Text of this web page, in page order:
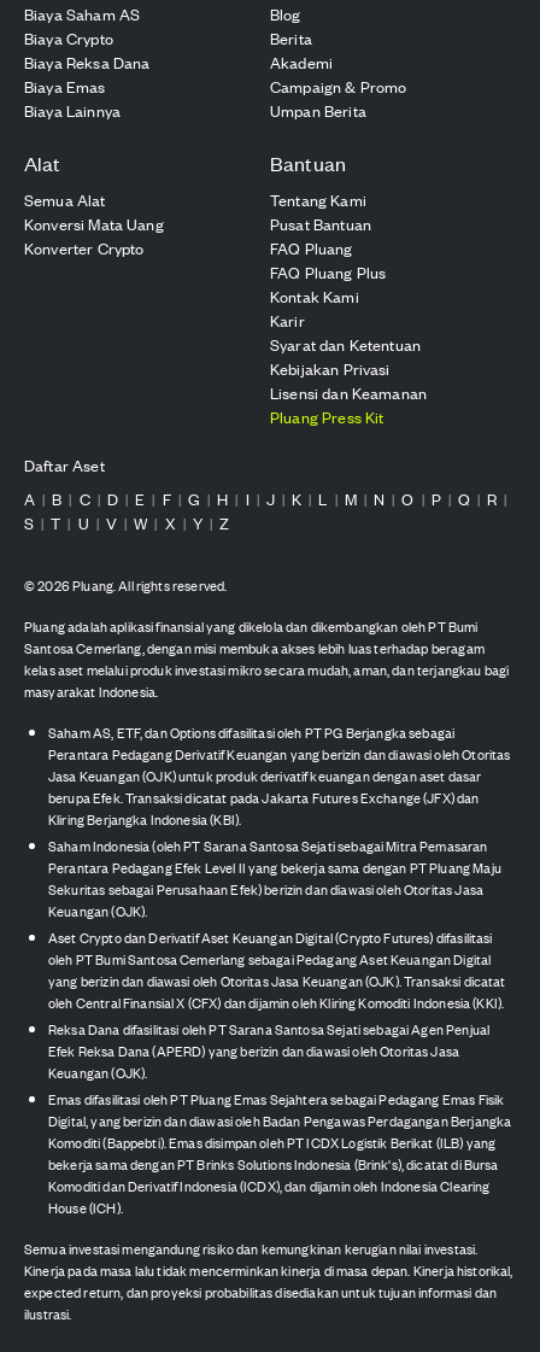
Biaya Saham AS
Biaya Crypto
Biaya Reksa Dana
Biaya Emas
Biaya Lainnya
Blog
Berita
Akademi
Campaign & Promo
Umpan Berita
Alat
Semua Alat
Konversi Mata Uang
Konverter Crypto
Bantuan
Tentang Kami
Pusat Bantuan
FAQ Pluang
FAQ Pluang Plus
Kontak Kami
Karir
Syarat dan Ketentuan
Kebijakan Privasi
Lisensi dan Keamanan
Pluang Press Kit
Daftar Aset
A | B | C | D | E | F | G | H | I | J | K | L | M | N | O | P | Q | R |
S | T | U | V | W | X | Y | Z
©2026Pluang. All rights reserved.
Pluang adalah aplikasi finansial yang dikelola dan dikembangkan oleh PT Bumi
Santosa Cemerlang, dengan misi membuka akses lebih luas terhadap beragam
kelas aset melalui produk investasi mikro secara mudah, aman, dan terjangkau bagi
masyarakat Indonesia.
Saham AS, ETF, dan Options difasilitasi oleh PT PG Berjangka sebagai
Perantara Pedagang Derivatif Keuangan yang berizin dan diawasi oleh Otoritas
Jasa Keuangan (OJK) untuk produk derivatif keuangan dengan aset dasar
berupa Efek. Transaksi dicatat pada Jakarta Futures Exchange (JFX) dan
Kliring Berjangka Indonesia (KBI).
Saham Indonesia (oleh PT Sarana Santosa Sejati sebagai Mitra Pemasaran
Perantara Pedagang Efek Level II yang bekerja sama dengan PT Pluang Maju
Sekuritas sebagai Perusahaan Efek) berizin dan diawasi oleh Otoritas Jasa
Keuangan (OJK).
Aset Crypto dan Derivatif Aset Keuangan Digital (Crypto Futures) difasilitasi
oleh PT Bumi Santosa Cemerlang sebagai Pedagang Aset Keuangan Digital
yang berizin dan diawasi oleh Otoritas Jasa Keuangan (OJK). Transaksi dicatat
oleh Central Finansial X (CFX) dan dijamin oleh Kliring Komoditi Indonesia (KKI).
Reksa Dana difasilitasi oleh PT Sarana Santosa Sejati sebagai Agen Penjual
Efek Reksa Dana (APERD) yang berizin dan diawasi oleh Otoritas Jasa
Keuangan (OJK).
Emas difasilitasi oleh PT Pluang Emas Sejahtera sebagai Pedagang Emas Fisik
Digital, yang berizin dan diawasi oleh Badan Pengawas Perdagangan Berjangka
Komoditi (Bappebti). Emas disimpan oleh PT ICDX Logistik Berikat (ILB) yang
bekerja sama dengan PT Brinks Solutions Indonesia (Brink's), dicatat di Bursa
Komoditi dan Derivatif Indonesia (ICDX), dan dijamin oleh Indonesia Clearing
House (ICH).
Semua investasi mengandung risiko dan kemungkinan kerugian nilai investasi.
Kinerja pada masa lalu tidak mencerminkan kinerja di masa depan. Kinerja historikal,
expected return, dan proyeksi probabilitas disediakan untuk tujuan informasi dan
ilustrasi.